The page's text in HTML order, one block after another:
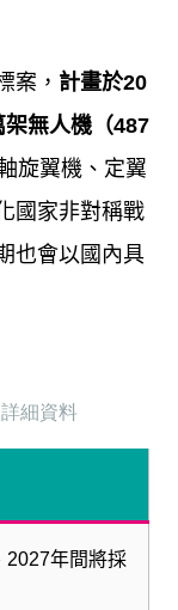
案， 計畫於20
架無人機（487
旋翼機、定翼
國家非對稱戰
也會以國內具
細資料
2027年間將採